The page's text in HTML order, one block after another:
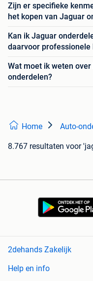
Zijn er specifieke
het kopen van Jaguar
Kan ik Jaguar
daarvoor professionele
Wat moet ik weten
onderdelen?
Home Auto-
8.767 resultaten voor
2dehands Zakelijk
Help en info